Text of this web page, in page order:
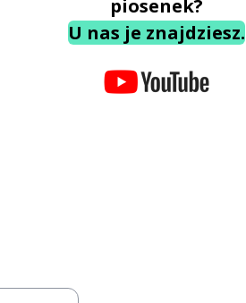
piosenek?
U nas je znajdziesz.